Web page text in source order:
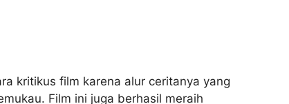
kritikus film karena alur ceritanya yang
Film ini juga berhasil meraih